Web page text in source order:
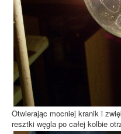
Otwierając mocniej kranik i
resztki węgla po całej kolbie